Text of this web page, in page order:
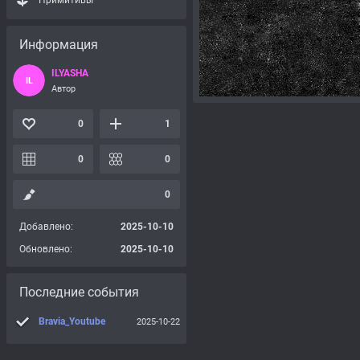
Информация
IL
ILYASHA
Автор
0 1
0 0
0
Добавлено:
2025-10-10
Обновлено:
2025-10-10
Последние события
Bravia_Youtube 2025-10-22